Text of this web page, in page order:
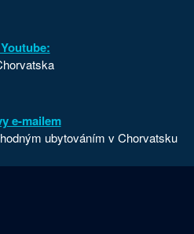
e-mailem
ubytováním v Chorvatsku